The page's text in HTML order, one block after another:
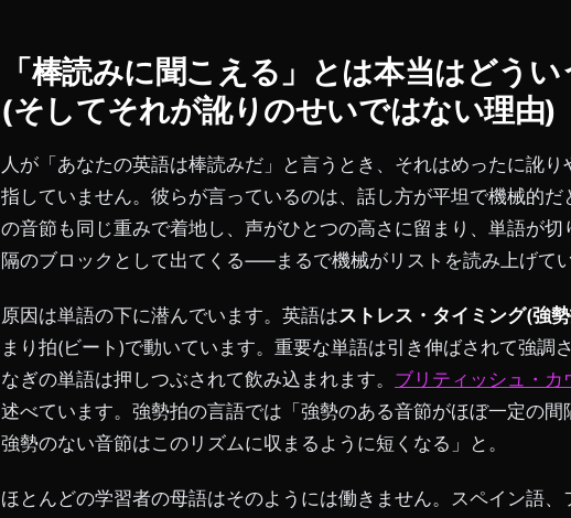
「棒読みに聞こえる」とは本当はどう
(そしてそれが訛りのせいではない理由)
人が「あなたの英語は棒読みだ」と言うとき、それはめったに訛り
指していません。彼らが言っているのは、話し方が平坦で機械的だ
の音節も同じ重みで着地し、声がひとつの高さに留まり、単語が切
隔のブロックとして出てくる——まるで機械がリストを読み上げてい
原因は単語の下に潜んでいます。英語はストレス・タイミング(強
まり拍(ビート)で動いています。重要な単語は引き伸ばされて強調
なぎの単語は押しつぶされて飲み込まれます。 ブリティッシュ・カ
述べています。強勢拍の言語では「強勢のある音節がほぼ一定の間
強勢のない音節はこのリズムに収まるように短くなる」と。
ほとんどの学習者の母語はそのようには働きません。スペイン語、